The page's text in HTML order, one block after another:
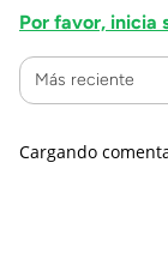
Por favor, inicia
Más reciente
Cargando